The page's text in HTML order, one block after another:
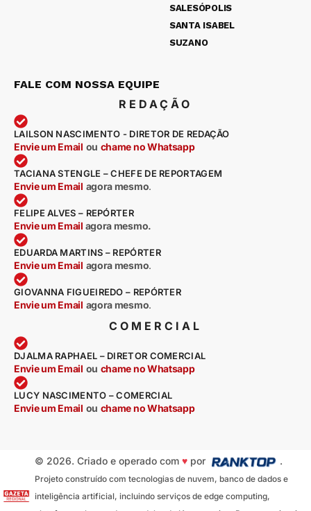
SALESÓPOLIS
SANTA ISABEL
SUZANO
FALE COM NOSSA EQUIPE
REDAÇÃO
LAILSON NASCIMENTO - DIRETOR DE REDAÇÃO
Envie um Email ou chame no Whatsapp
TACIANA STENGLE – CHEFE DE REPORTAGEM
Envie um Email agora mesmo.
FELIPE ALVES – REPÓRTER
Envie um Email agora mesmo.
EDUARDA MARTINS – REPÓRTER
Envie um Email agora mesmo.
GIOVANNA FIGUEIREDO – REPÓRTER
Envie um Email agora mesmo.
COMERCIAL
DJALMA RAPHAEL – DIRETOR COMERCIAL
Envie um Email ou chame no Whatsapp
LUCY NASCIMENTO – COMERCIAL
Envie um Email ou chame no Whatsapp
© 2026. Criado e operado com ♥por .
Projeto construído com tecnologias de nuvem, banco de dados e
inteligência artificial, incluindo serviços de edge computing,